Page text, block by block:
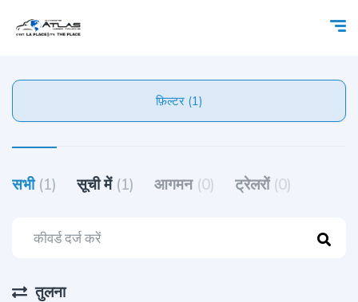
फ़िल्टर (1)
सभी (1) सूची में (1) आगमन (0) ट्रेलरों (0)
तुलना